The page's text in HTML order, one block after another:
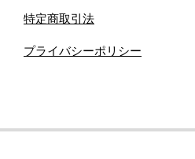
特定商取引法
プライバシーポリシー